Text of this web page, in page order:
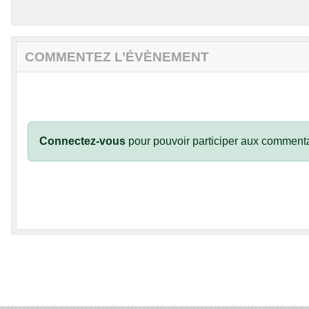
COMMENTEZ L’ÉVÈNEMENT
Connectez-vous pour pouvoir participer aux